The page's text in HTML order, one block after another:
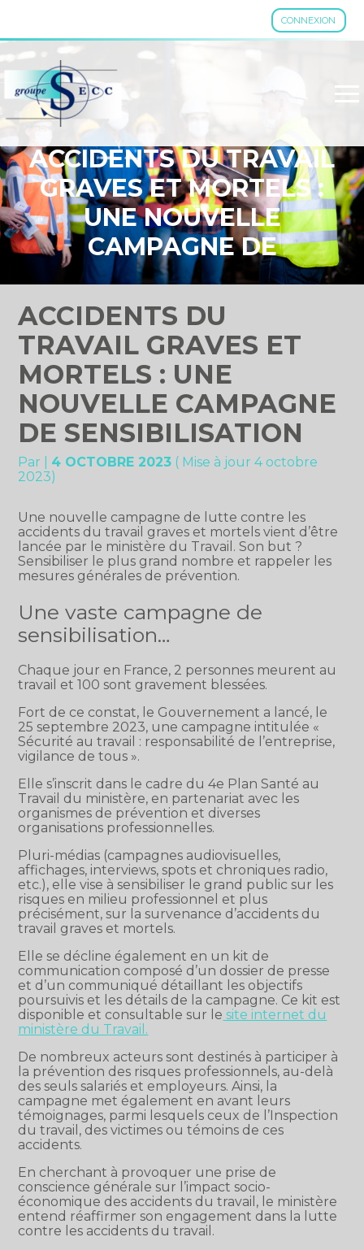
CONNEXION
Aller
ACCIDENTS DU TRAVAIL
GRAVES ET MORTELS :
UNE NOUVELLE
CAMPAGNE DE
SENSIBILISATION
ACCIDENTS DU
TRAVAIL GRAVES ET
MORTELS : UNE
NOUVELLE CAMPAGNE
DE SENSIBILISATION
Par 4 OCTOBRE 2023 ( Mise à jour 4 octobre
2023)
Une nouvelle campagne de lutte contre les
accidents du travail graves et mortels vient d’être
lancée par le ministère du Travail. Son but ?
Sensibiliser le plus grand nombre et rappeler les
mesures générales de prévention.
Une vaste campagne de
sensibilisation…
Chaque jour en France, 2 personnes meurent au
travail et 100 sont gravement blessées.
Fort de ce constat, le Gouvernement a lancé, le
25 septembre 2023, une campagne intitulée «
Sécurité au travail : responsabilité de l’entreprise,
vigilance de tous ».
Elle s’inscrit dans le cadre du 4e Plan Santé au
Travail du ministère, en partenariat avec les
organismes de prévention et diverses
organisations professionnelles.
Pluri-médias (campagnes audiovisuelles,
affichages, interviews, spots et chroniques radio,
etc.), elle vise à sensibiliser le grand public sur les
risques en milieu professionnel et plus
précisément, sur la survenance d’accidents du
travail graves et mortels.
Elle se décline également en un kit de
communication composé d’un dossier de presse
et d’un communiqué détaillant les objectifs
poursuivis et les détails de la campagne. Ce kit est
disponible et consultable sur le site internet du
ministère du Travail.
De nombreux acteurs sont destinés à participer à
la prévention des risques professionnels, au-delà
des seuls salariés et employeurs. Ainsi, la
campagne met également en avant leurs
témoignages, parmi lesquels ceux de l’Inspection
du travail, des victimes ou témoins de ces
accidents.
En cherchant à provoquer une prise de
conscience générale sur l’impact socio-
économique des accidents du travail, le ministère
entend réaffirmer son engagement dans la lutte
contre les accidents du travail.